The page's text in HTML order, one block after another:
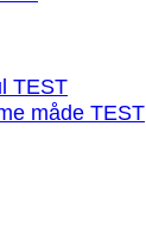
TEST
måde TEST